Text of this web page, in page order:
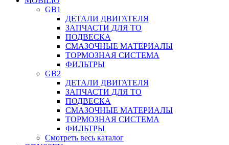
GB1
ДЕТАЛИ ДВИГАТЕЛЯ
ЗАПЧАСТИ ДЛЯ ТО
ПОДВЕСКА
СМАЗОЧНЫЕ МАТЕРИАЛЫ
ТОРМОЗНАЯ СИСТЕМА
ФИЛЬТРЫ
GB2
ДЕТАЛИ ДВИГАТЕЛЯ
ЗАПЧАСТИ ДЛЯ ТО
ПОДВЕСКА
СМАЗОЧНЫЕ МАТЕРИАЛЫ
ТОРМОЗНАЯ СИСТЕМА
ФИЛЬТРЫ
Смотреть весь каталог